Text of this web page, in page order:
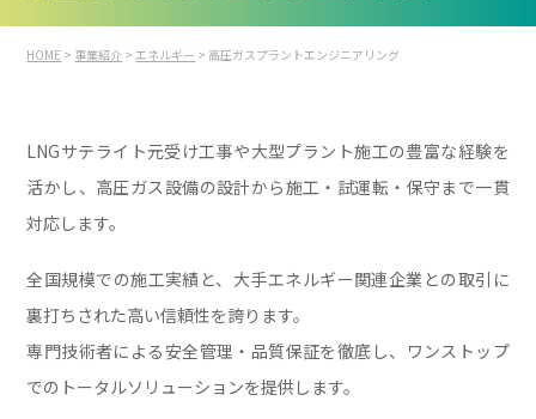
HOME > 事業紹介 >エネルギー > 高圧ガスプラントエンジニアリング
LNGサテライト元受け工事や大型プラント施工の豊富な経験を
活かし、 高圧ガス設備の設計から施工・試運転・保守まで一貫
対応します。
全国規模での施工実績と、大手エネルギー関連企業との取引に
裏打ちされた高い信頼性を誇ります。
専門技術者による安全管理・品質保証を徹底し、ワンストップ
でのトータルソリューションを提供します。